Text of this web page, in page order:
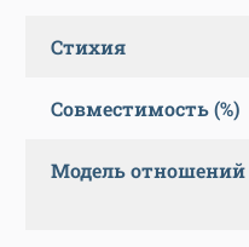
Стихия
Совместимость (%)
Модель отношений